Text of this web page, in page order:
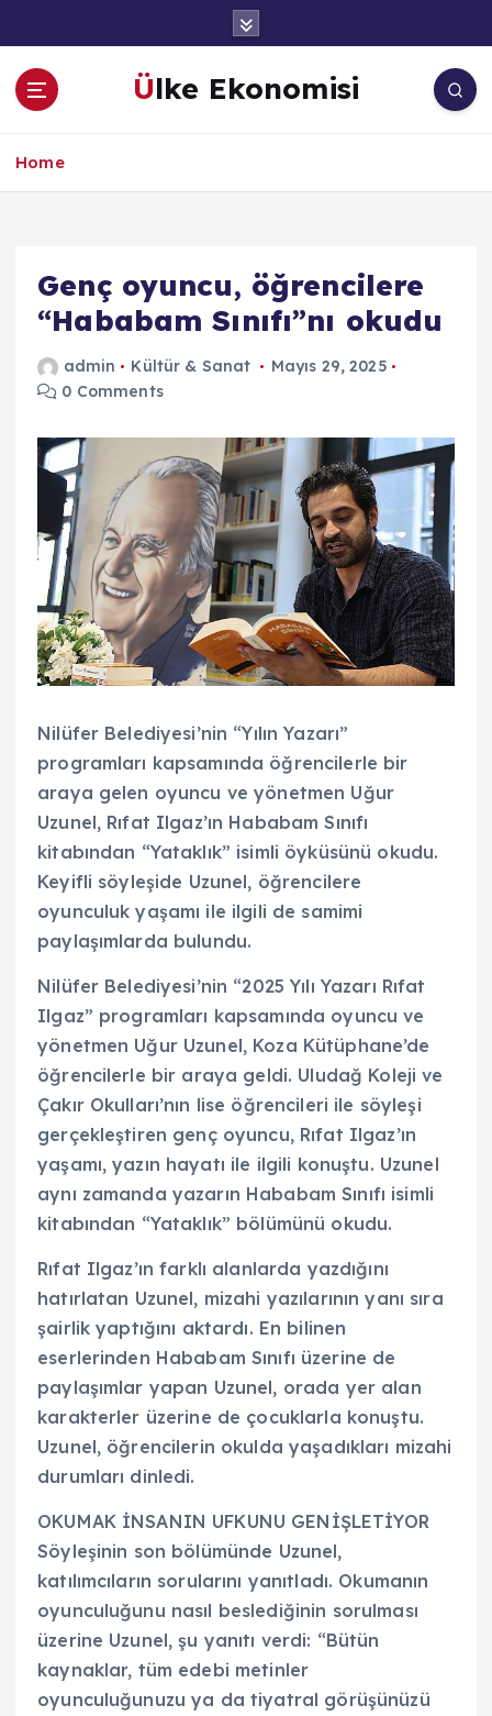
a
Ülke Ekonomisi
Home
Genç oyuncu, öğrencilere
“Hababam Sınıfı”nı okudu
admin Kültür & Sanat
Mayıs 29, 2025
0 Comments
Nilüfer Belediyesi’nin “Yılın Yazarı”
programları kapsamında öğrencilerle bir
araya gelen oyuncu ve yönetmen Uğur
Uzunel, Rıfat Ilgaz’ın Hababam Sınıfı
kitabından “Yataklık” isimli öyküsünü okudu.
Keyifli söyleşide Uzunel, öğrencilere
oyunculuk yaşamı ile ilgili de samimi
paylaşımlarda bulundu.
Nilüfer Belediyesi’nin “2025 Yılı Yazarı Rıfat
Ilgaz” programları kapsamında oyuncu ve
yönetmen Uğur Uzunel, Koza Kütüphane’de
öğrencilerle bir araya geldi. Uludağ Koleji ve
Çakır Okulları’nın lise öğrencileri ile söyleşi
gerçekleştiren genç oyuncu, Rıfat Ilgaz’ın
yaşamı, yazın hayatı ile ilgili konuştu. Uzunel
aynı zamanda yazarın Hababam Sınıfı isimli
kitabından “Yataklık” bölümünü okudu.
Rıfat Ilgaz’ın farklı alanlarda yazdığını
hatırlatan Uzunel, mizahi yazılarının yanı sıra
şairlik yaptığını aktardı. En bilinen
eserlerinden Hababam Sınıfı üzerine de
paylaşımlar yapan Uzunel, orada yer alan
karakterler üzerine de çocuklarla konuştu.
Uzunel, öğrencilerin okulda yaşadıkları mizahi
durumları dinledi.
OKUMAK İNSANIN UFKUNU GENİŞLETİYOR
Söyleşinin son bölümünde Uzunel,
katılımcıların sorularını yanıtladı. Okumanın
oyunculuğunu nasıl beslediğinin sorulması
üzerine Uzunel, şu yanıtı verdi: “Bütün
kaynaklar, tüm edebi metinler
oyunculuğunuzu ya da tiyatral görüşünüzü